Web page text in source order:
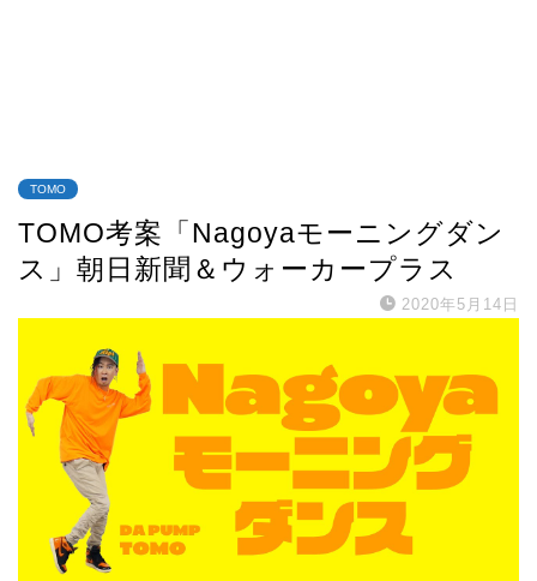
TOMO
TOMO考案「Nagoyaモーニングダン
ス」朝日新聞＆ウォーカープラス
2020年5月14日